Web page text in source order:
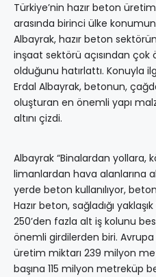
Türkiye’nin hazır beton
arasında birinci ülke
Albayrak, hazır beton
inşaat sektörü açısından
olduğunu hatırlattı. Konuyla
Erdal Albayrak, betonun,
oluşturan en önemli yapı
altını çizdi.
Albayrak “Binalardan yollara,
limanlardan hava alanlarına
yerde beton kullanılıyor,
Hazır beton, sağladığı
250’den fazla alt iş kolunu
önemli girdilerden biri.
üretim miktarı 239 milyon
başına 115 milyon metreküp